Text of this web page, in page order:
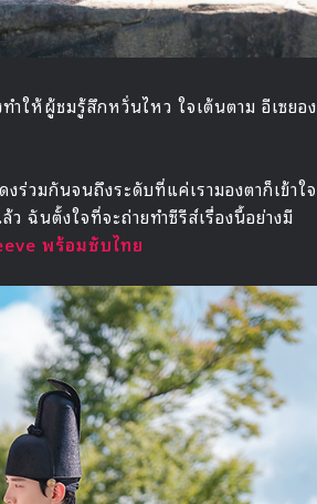
ำให้ผู้ชมรู้สึกหวั่นไหว ใจเต้นตาม อีเซยอง
ร่วมกันจนถึงระดับที่แค่เรามองตาก็เข้าใจ
ฉันตั้งใจที่จะถ่ายทำซีรีส์เรื่องนี้อย่างมี
พร้อมซับไทย